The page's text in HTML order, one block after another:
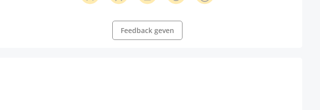
Feedback geven